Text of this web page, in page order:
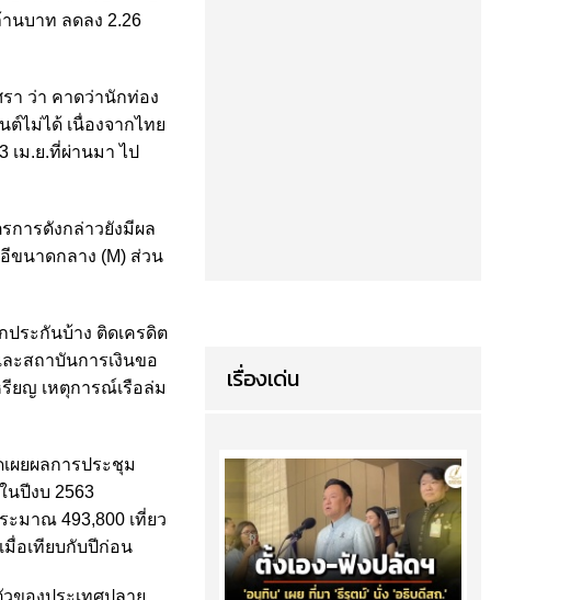
นบาท ลดลง 2.26
า ว่า คาดว่านักท่อง
ต์ไม่ได้ เนื่องจากไทย
เม.ย.ที่ผ่านมา ไป
การดังกล่าวยังมีผล
ขนาดกลาง (M) ส่วน
ประกันบ้าง ติดเครดิต
ะสถาบันการเงินขอ
ยญ เหตุการณ์เรือล่ม
ผยผลการประชุม
นปีงบ 2563
ะมาณ 493,800 เที่ยว
มื่อเทียบกับปีก่อน
ของประเทศปลาย
เรื่องเด่น